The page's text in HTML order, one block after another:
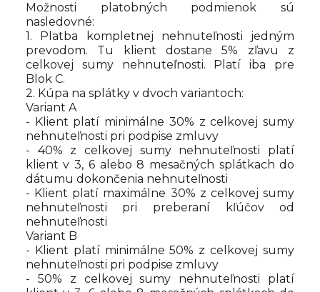
Možnosti platobných podmienok sú
nasledovné:
1. Platba kompletnej nehnuteľnosti jedným
prevodom. Tu klient dostane 5% zľavu z
celkovej sumy nehnuteľnosti. Platí iba pre
Blok C.
2. Kúpa na splátky v dvoch variantoch:
Variant A
- Klient platí minimálne 30% z celkovej sumy
nehnuteľnosti pri podpise zmluvy
- 40% z celkovej sumy nehnuteľnosti platí
klient v 3, 6 alebo 8 mesačných splátkach do
dátumu dokončenia nehnuteľnosti
- Klient platí maximálne 30% z celkovej sumy
nehnuteľnosti pri preberaní kľúčov od
nehnuteľnosti
Variant B
- Klient platí minimálne 50% z celkovej sumy
nehnuteľnosti pri podpise zmluvy
- 50% z celkovej sumy nehnuteľnosti platí